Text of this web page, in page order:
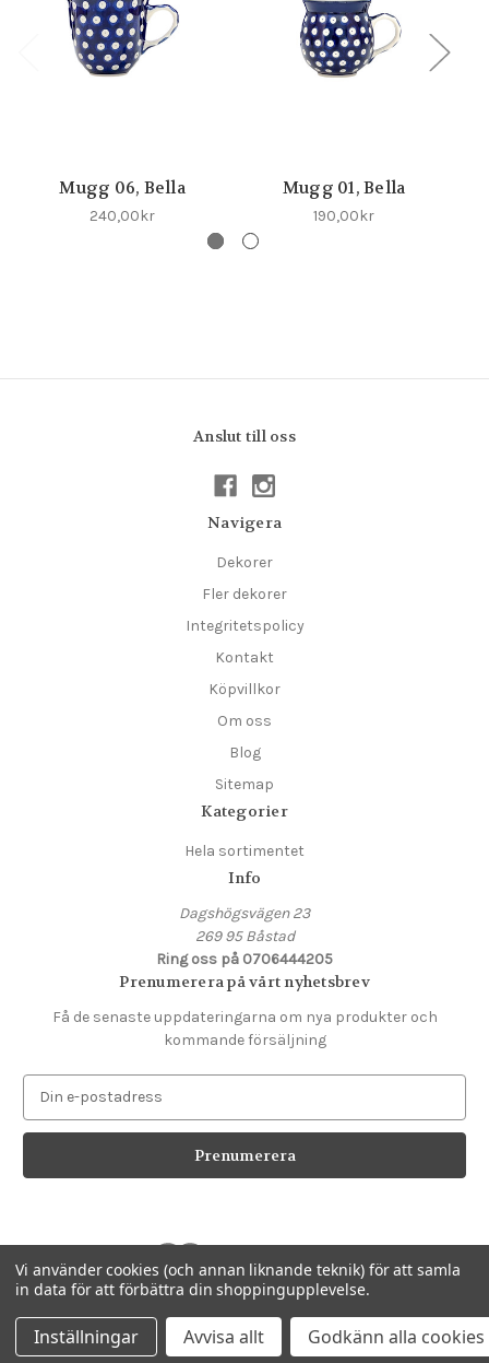
Mugg 06, Bella
240,00kr
Mugg 01, Bella
190,00kr
Anslut till oss
Navigera
Dekorer
Fler dekorer
Integritetspolicy
Kontakt
Köpvillkor
Om oss
Blog
Sitemap
Kategorier
Hela sortimentet
Info
Dagshögsvägen 23
269 95 Båstad
Ring oss på 0706444205
Prenumerera på vårt nyhetsbrev
Få de senaste uppdateringarna om nya produkter och
kommande försäljning
p
s
d
r
e
s
Drivs av BigCommerce
© 2026 Butik Gladan
Vi använder cookies (och annan liknande teknik) för att samla
in data för att förbättra din shoppingupplevelse.
Inställningar Avvisa allt Godkänn alla cookies